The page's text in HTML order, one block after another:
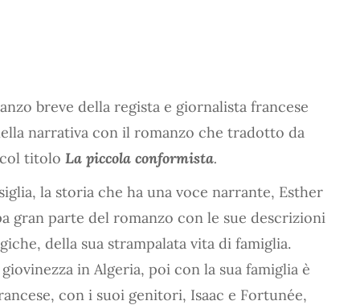
breve della regista e giornalista francese
narrativa con il romanzo che tradotto da
titolo La piccola conformista.
la storia che ha una voce narrante, Esther
gran parte del romanzo con le sue descrizioni
della sua strampalata vita di famiglia.
in Algeria, poi con la sua famiglia è
con i suoi genitori, Isaac e Fortunée,